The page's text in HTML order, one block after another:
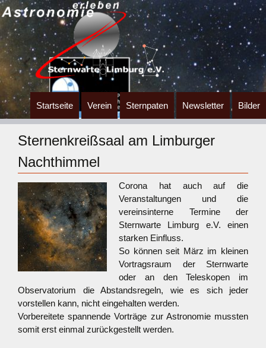
Zum
Inhalt
springen
Startseite Verein Sternpaten Newsletter Bilder
Sternenkreißsaal am Limburger
Nachthimmel
Corona hat auch auf die
Veranstaltungen und die
vereinsinterne Termine der
Sternwarte Limburg e.V. einen
starken Einfluss.
So können seit März im kleinen
Vortragsraum der Sternwarte
oder an den Teleskopen im
Observatorium die Abstandsregeln, wie es sich jeder
vorstellen kann, nicht eingehalten werden.
Vorbereitete spannende Vorträge zur Astronomie mussten
somit erst einmal zurückgestellt werden.